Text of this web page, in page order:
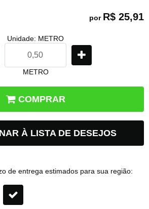
por R$ 25,91
Unidade: METRO
METRO
COMPRAR
À LISTA DE DESEJOS
de entrega estimados para sua região: